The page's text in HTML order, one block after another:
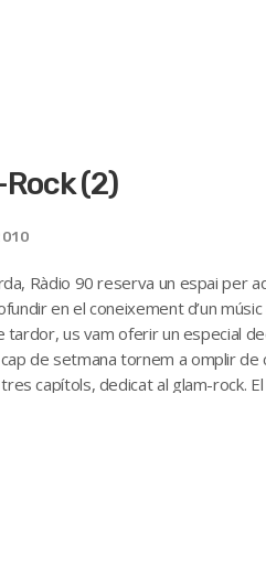
(2)
Ràdio 90 reserva un espai per
en el coneixement d’un
us vam oferir un especial
de setmana tornem a omplir
capítols, dedicat al glam-rock.